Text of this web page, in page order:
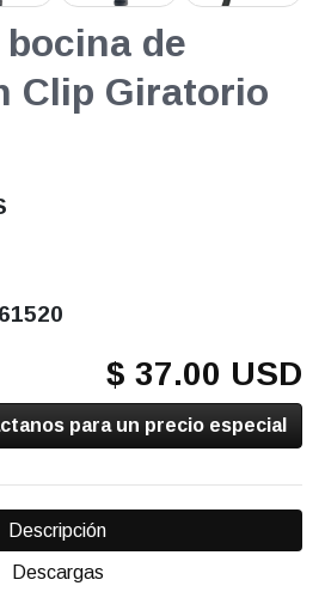
de
Clip Giratorio
$ 37.00 USD
para un precio especial
Descripción
Descargas